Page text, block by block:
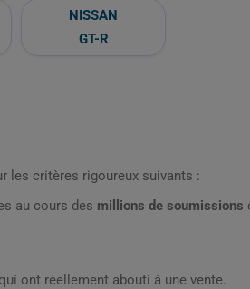
NISSAN
GT-R
les critères rigoureux suivants :
au cours des millions de soumissions
ont réellement abouti à une vente.